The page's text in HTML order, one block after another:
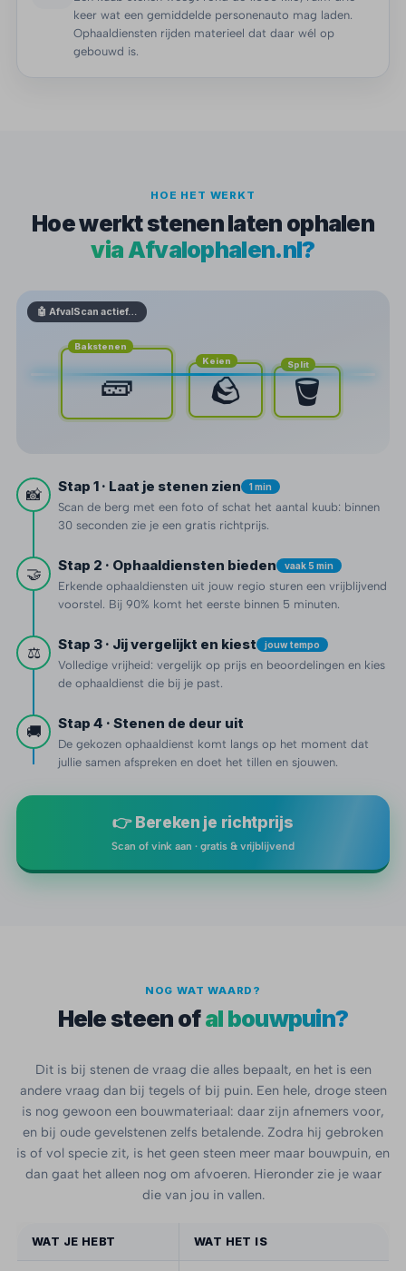
keer wat een gemiddelde personenauto mag laden.
Ophaaldiensten rijden materieel dat daar wél op
gebouwd is.
HOE HET WERKT
Hoe werkt stenen laten ophalen
via Afvalophalen.nl?
🤖 AfvalScan actief…
Bakstenen
🧱
Keien
🪨
Split
🪣
📸 Stap 1 · Laat je stenen zien 1 min
Scan de berg met een foto of schat het aantal kuub: binnen
30 seconden zie je een gratis richtprijs.
🤝 Stap 2 · Ophaaldiensten bieden vaak 5 min
Erkende ophaaldiensten uit jouw regio sturen een vrijblijvend
voorstel. Bij 90% komt het eerste binnen 5 minuten.
⚖️ Stap 3 · Jij vergelijkt en kiest jouw tempo
Volledige vrijheid: vergelijk op prijs en beoordelingen en kies
de ophaaldienst die bij je past.
🚚 Stap 4 · Stenen de deur uit
De gekozen ophaaldienst komt langs op het moment dat
jullie samen afspreken en doet het tillen en sjouwen.
👉 Bereken je richtprijs
Scan of vink aan · gratis & vrijblijvend
NOG WAT WAARD?
Hele steen ofal bouwpuin?
Dit is bij stenen de vraag die alles bepaalt, en het is een
andere vraag dan bij tegels of bij puin. Een hele, droge steen
is nog gewoon een bouwmateriaal: daar zijn afnemers voor,
en bij oude gevelstenen zelfs betalende. Zodra hij gebroken
is of vol specie zit, is het geen steen meer maar bouwpuin, en
dan gaat het alleen nog om afvoeren. Hieronder zie je waar
die van jou in vallen.
WAT JE HEBT WAT HET IS